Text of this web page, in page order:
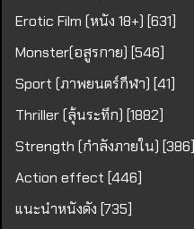
Erotic Film (หนัง 18+) [631]
Monster(อสูรกาย) [546]
Sport (ภาพยนตร์กีฬา) [41]
Thriller (ลุ้นระทึก) [1882]
Strength (กำลังภายใน) [386]
Action effect [446]
แนะนำหนังดัง [735]